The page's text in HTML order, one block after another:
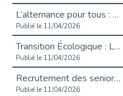
L’alternance pour tous : Cap Emploi 92 et Seine Ouest Entreprise et Emploi mobilisés à Boulogne-Billancourt
Publié le 11/04/2026
Transition Écologique : Les Cap Emploi 75,92 et 93 s’engagent pour un Numérique Responsable
Publié le 11/04/2026
Recrutement des seniors : Un levier de transformation pour les ETI franciliennes
Publié le 11/04/2026